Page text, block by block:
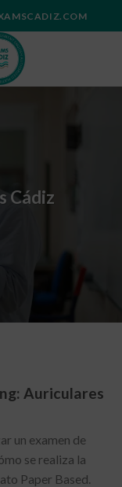
Cádiz
Auriculares
un examen de
se realiza la
Paper Based.